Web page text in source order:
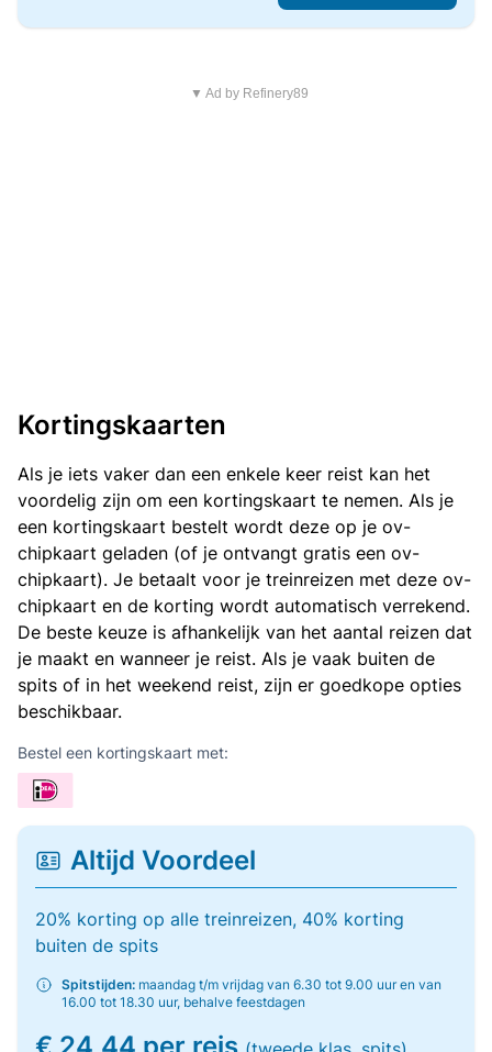
▼ Ad by Refinery89
Kortingskaarten
Als je iets vaker dan een enkele keer reist kan het
voordelig zijn om een kortingskaart te nemen. Als je
een kortingskaart bestelt wordt deze op je ov-
chipkaart geladen (of je ontvangt gratis een ov-
chipkaart). Je betaalt voor je treinreizen met deze ov-
chipkaart en de korting wordt automatisch verrekend.
De beste keuze is afhankelijk van het aantal reizen dat
je maakt en wanneer je reist. Als je vaak buiten de
spits of in het weekend reist, zijn er goedkope opties
beschikbaar.
Bestel een kortingskaart met:
Altijd Voordeel
20% korting op alle treinreizen, 40% korting
buiten de spits
Spitstijden: maandag t/m vrijdag van 6.30 tot 9.00 uur en van
16.00 tot 18.30 uur, behalve feestdagen